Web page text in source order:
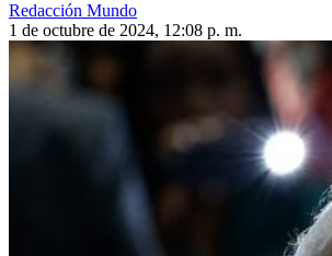
Redacción Mundo
1 de octubre de 2024, 12:08 p. m.